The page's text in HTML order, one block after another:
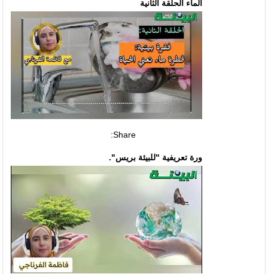
الماء الحلقة الثانية
Share:
ورة تعريفية "للبيئة بريس".